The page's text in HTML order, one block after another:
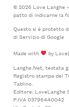
© 2026 Love Langhe
patto di indicarne la
Questo si è protetto
di Serviziodi Google
Made with
by
Langhe.Net, testata
Registro stampa del
Tablino.
Editore: LoveLanghe
P.IVA 03796440042